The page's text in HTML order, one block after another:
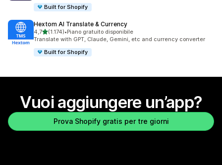
Built for Shopify
Hextom AI Translate & Currency
4,7stelle su 5
(1.174)
1174 recensioni totali
•Piano gratuito disponibile
Translate with GPT, Claude, Gemini, etc and currency converter
Built for Shopify
Vuoi aggiungere un’app?
Prova Shopify gratis per tre giorni